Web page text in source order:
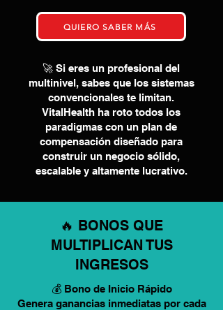
QUIERO SABER MÁS
🚀 Si eres un profesional del
multinivel, sabes que los sistemas
convencionales te limitan.
VitalHealth ha roto todos los
paradigmas con un plan de
compensación diseñado para
construir un negocio sólido,
escalable y altamente lucrativo.
🔥 BONOS QUE
MULTIPLICAN TUS
INGRESOS
💰 Bono de Inicio Rápido
Genera ganancias inmediatas por cada